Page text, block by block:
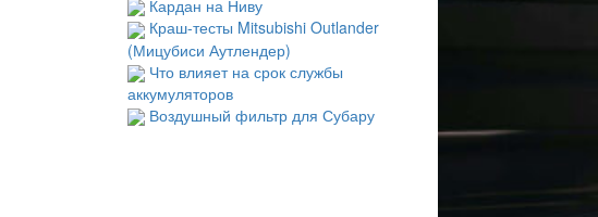
Кардан на Ниву
Краш-тесты Mitsubishi Outlander
(Мицубиси Аутлендер)
Что влияет на срок службы
аккумуляторов
Воздушный фильтр для Субару